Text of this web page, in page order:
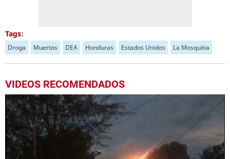
Tags:
Droga Muertos DEA Honduras Estados Unidos La Mosquitia
VIDEOS RECOMENDADOS